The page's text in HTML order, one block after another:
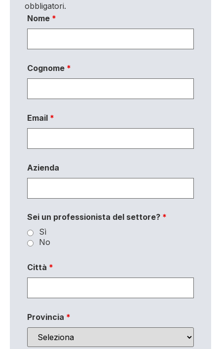
obbligatori.
Nome *
Cognome *
Email *
Azienda
Sei un professionista del settore? *
Sì
No
Città *
Provincia *